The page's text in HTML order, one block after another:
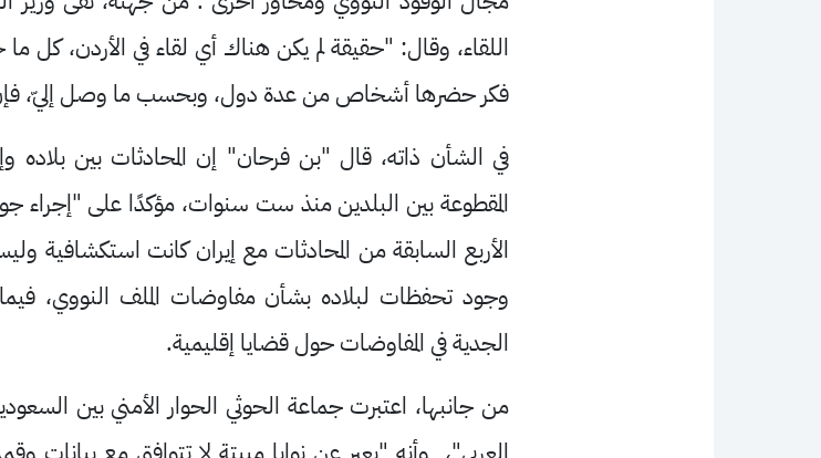
اللقاء، وقال: "حقيقة لم يكن هناك أي لقاء في الأردن،
فكر حضرها أشخاص من عدة دول، وبحسب ما وصل إليّ، فإن
في الشأن ذاته، قال "بن فرحان" إن المحادثات بين
المقطوعة بين البلدين منذ ست سنوات، مؤكدًا على "إجراء
الأربع السابقة من المحادثات مع إيران كانت
وجود تحفظات لبلاده بشأن مفاوضات الملف النووي،
الجدية في المفاوضات حول قضايا إقليمية.
من جانبها، اعتبرت جماعة الحوثي الحوار الأمني بين